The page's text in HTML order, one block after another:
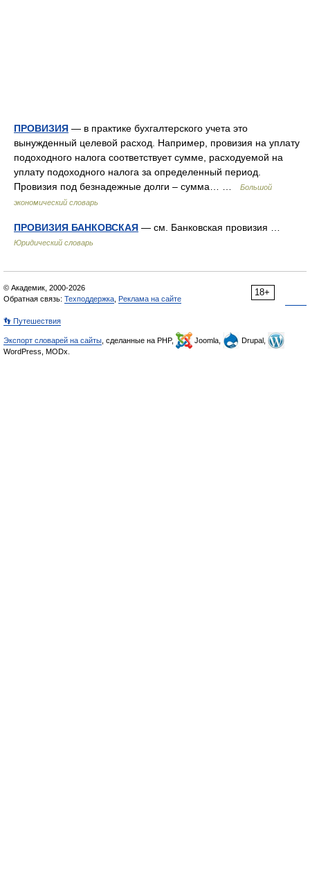
ПРОВИЗИЯ — в практике бухгалтерского учета это
вынужденный целевой расход. Например, провизия на уплату
подоходного налога соответствует сумме, расходуемой на
уплату подоходного налога за определенный период.
Провизия под безнадежные долги – сумма… …
Большой
экономический словарь
ПРОВИЗИЯ БАНКОВСКАЯ — см. Банковская провизия …
Юридический словарь
18+
© Академик, 2000-2026
Обратная связь: Техподдержка Реклама на сайте
👣 Путешествия
Экспорт словарей на сайты , сделанные на PHP, Joomla,
Drupal,
WordPress, MODx.